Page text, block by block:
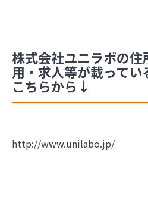
株式会社ユニラボの
用・求人等が載ってい
こちらから↓
http://www.unilabo.jp/